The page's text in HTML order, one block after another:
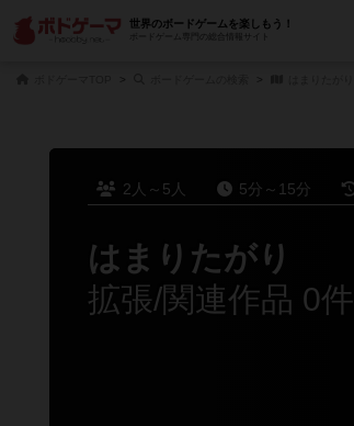
世界のボードゲームを楽しもう！
ボードゲーム専門の総合情報サイト
2人～5人 5分～15分
はまりたがり
拡張/関連作品 0件